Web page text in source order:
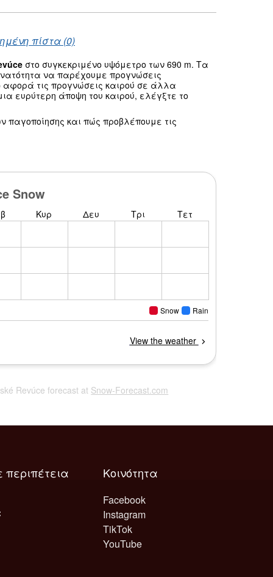
πίστα (0)
στο συγκεκριμένο υψόμετρο των 690 m. Τα
να παρέχουμε προγνώσεις
αφορά τις προγνώσεις καιρού σε άλλα
ευρύτερη άποψη του καιρού, ελέγξτε το
παγοποίησης και πώς προβλέπουμε τις
Revúce forecast at Snow-Forecast.com
Κοινότητα
Facebook
Instagram
TikTok
YouTube